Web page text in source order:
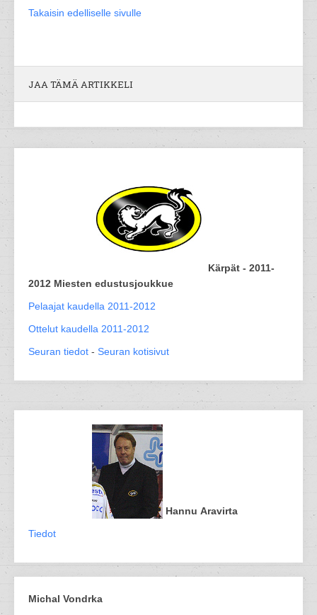
Takaisin edelliselle sivulle
JAA TÄMÄ ARTIKKELI
Kärpät - 2011-
2012 Miesten edustusjoukkue
Pelaajat kaudella 2011-2012
Ottelut kaudella 2011-2012
Seuran tiedot - Seuran kotisivut
Hannu Aravirta
Tiedot
Michal Vondrka